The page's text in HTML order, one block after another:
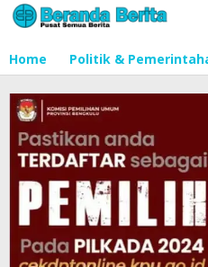
Lewati
ke
Home Politik &